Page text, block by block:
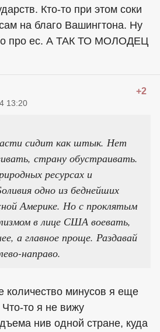
Кто-то при этом соки
на благо Вашингтона. Ну
про ес. А ТАК ТО МОЛОДЕЦ
+2
13:20
сидит как штык. Нет
страну обустраивать.
ресурсах и
одно из беднейших
Америке. Но с проклятым
в лице США воевать,
а главное проще. Раздавай
направо.
количество минусов я еще
то я не вижу
нив одной стране, куда